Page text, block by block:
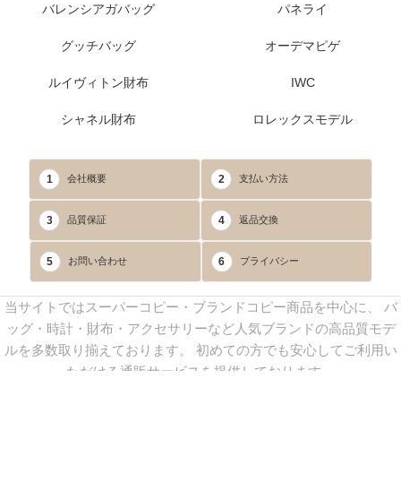
バレンシアガバッグ
グッチバッグ
ルイヴィトン財布
シャネル財布
パネライ
オーデマピゲ
IWC
ロレックスモデル
1 会社概要 2 支払い方法
3 品質保証 4 返品交換
5 お問い合わせ 6 プライバシー
当サイトではスーパーコピー・ブランドコピー商品を中心に、 バ
ッグ・時計・財布・アクセサリーなど人気ブランドの高品質モデ
ルを多数取り揃えております。 初めての方でも安心してご利用い
ただける通販サービスを提供しております。